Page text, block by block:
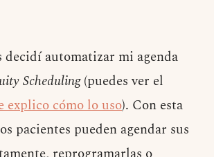
decidí automatizar mi agenda
Scheduling(puedes ver el
explico cómo lo uso). Con esta
pacientes pueden agendar sus